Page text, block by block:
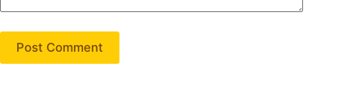
Post Comment